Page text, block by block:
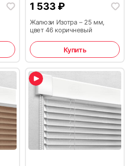
1 533 ₽
Жалюзи Изотра – 25 мм,
цвет 46 коричневый
Купить